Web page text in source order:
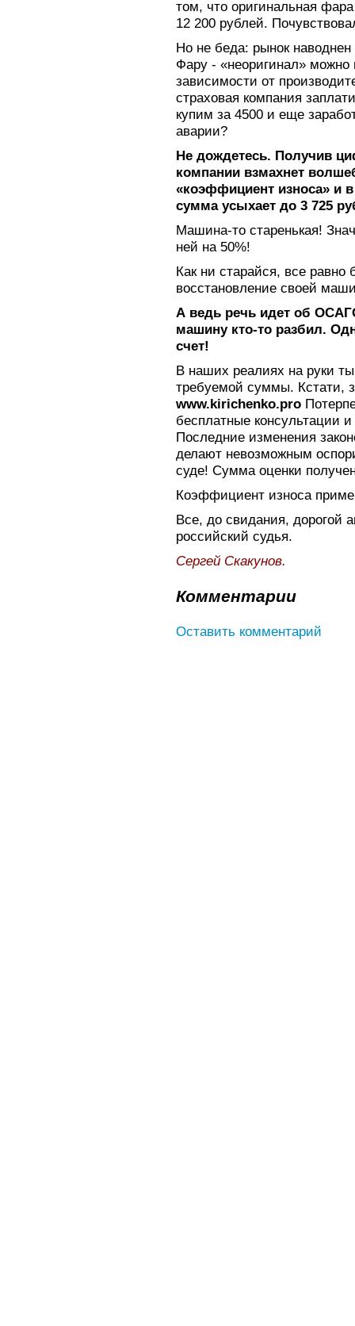
том, что оригинальная
12 200 рублей.
Но не беда: рынок
Фару - «неоригинал» можно
зависимости от
страховая компания
купим за 4500 и еще
аварии?
Не дождетесь. Получив
компании взмахнет
«коэффициент износа» и
сумма усыхает до 3 725
Машина-то старенькая!
ней на 50%!
Как ни старайся, все равно
восстановление своей
А ведь речь идет об
машину кто-то разбил.
счет!
В наших реалиях на руки
требуемой суммы. Кстати,
www.kirichenko.pro
бесплатные консультации
Последние изменения
делают невозможным
суде! Сумма оценки
Коэффициент износа
Все, до свидания, дорогой
российский судья.
Сергей Скакунов.
Комментарии
Оставить комментарий